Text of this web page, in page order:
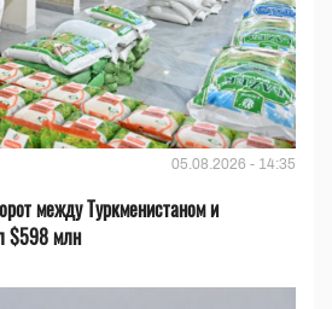
05.08.2026 - 14:35
между Туркменистаном и
$598 млн